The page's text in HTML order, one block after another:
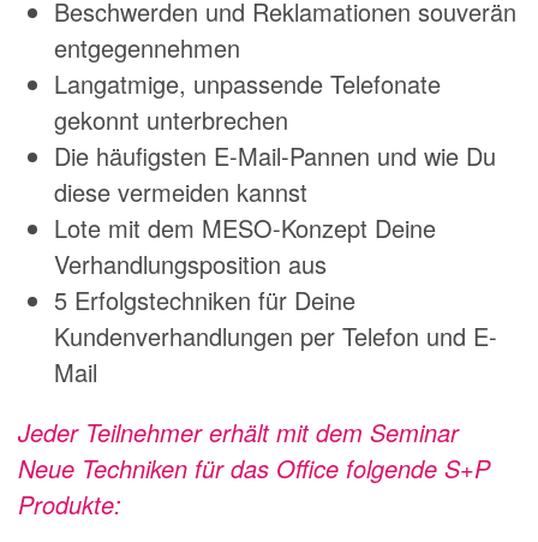
Beschwerden und Reklamationen souverän
entgegennehmen
Langatmige, unpassende Telefonate
gekonnt unterbrechen
Die häufigsten E-Mail-Pannen und wie Du
diese vermeiden kannst
Lote mit dem MESO-Konzept Deine
Verhandlungsposition aus
5 Erfolgstechniken für Deine
Kundenverhandlungen per Telefon und E-
Mail
Jeder Teilnehmer erhält mit dem Seminar
Neue Techniken für das Office folgende S+P
Produkte: